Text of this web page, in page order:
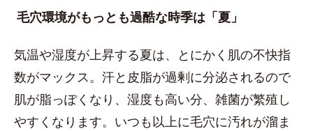
毛穴環境がもっとも過酷な時季は「夏」
気温や湿度が上昇する夏は、とにかく肌の不快指
数がマックス。汗と皮脂が過剰に分泌されるので
肌が脂っぽくなり、湿度も高い分、雑菌が繁殖し
やすくなります。いつも以上に毛穴に汚れが溜ま